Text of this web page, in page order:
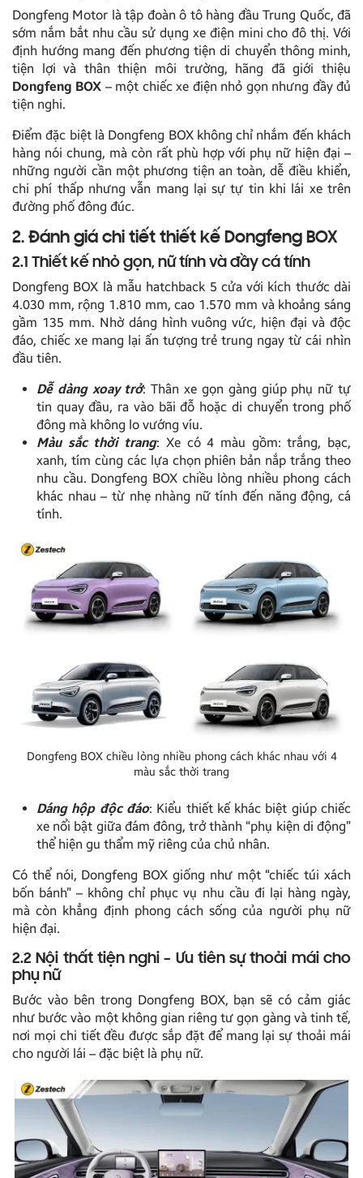
Dongfeng Motor là tập đoàn ô tô hàng đầu Trung Quốc, đã
sớm nắm bắt nhu cầu sử dụng xe điện mini cho đô thị. Với
định hướng mang đến phương tiện di chuyển thông minh,
tiện lợi và thân thiện môi trường, hãng đã giới thiệu
Dongfeng BOX – một chiếc xe điện nhỏ gọn nhưng đầy đủ
tiện nghi.
Điểm đặc biệt là Dongfeng BOX không chỉ nhắm đến khách
hàng nói chung, mà còn rất phù hợp với phụ nữ hiện đại –
những người cần một phương tiện an toàn, dễ điều khiển,
chi phí thấp nhưng vẫn mang lại sự tự tin khi lái xe trên
đường phố đông đúc.
2. Đánh giá chi tiết thiết kế Dongfeng BOX
2.1 Thiết kế nhỏ gọn, nữ tính và đầy cá tính
Dongfeng BOX là mẫu hatchback 5 cửa với kích thước dài
4.030 mm, rộng 1.810 mm, cao 1.570 mm và khoảng sáng
gầm 135 mm. Nhờ dáng hình vuông vức, hiện đại và độc
đáo, chiếc xe mang lại ấn tượng trẻ trung ngay từ cái nhìn
đầu tiên.
Dễ dàng xoay trở: Thân xe gọn gàng giúp phụ nữ tự
tin quay đầu, ra vào bãi đỗ hoặc di chuyển trong phố
đông mà không lo vướng víu.
Màu sắc thời trang: Xe có 4 màu gồm: trắng, bạc,
xanh, tím cùng các lựa chọn phiên bản nắp trắng theo
nhu cầu. Dongfeng BOX chiều lòng nhiều phong cách
khác nhau – từ nhẹ nhàng nữ tính đến năng động, cá
tính.
Dongfeng BOX chiều lòng nhiều phong cách khác nhau với 4
màu sắc thời trang
Dáng hộp độc đáo: Kiểu thiết kế khác biệt giúp chiếc
xe nổi bật giữa đám đông, trở thành “phụ kiện di động”
thể hiện gu thẩm mỹ riêng của chủ nhân.
Có thể nói, Dongfeng BOX giống như một “chiếc túi xách
bốn bánh” – không chỉ phục vụ nhu cầu đi lại hàng ngày,
mà còn khẳng định phong cách sống của người phụ nữ
hiện đại.
2.2 Nội thất tiện nghi – Ưu tiên sự thoải mái cho
phụ nữ
Bước vào bên trong Dongfeng BOX, bạn sẽ có cảm giác
như bước vào một không gian riêng tư gọn gàng và tinh tế,
nơi mọi chi tiết đều được sắp đặt để mang lại sự thoải mái
cho người lái – đặc biệt là phụ nữ.